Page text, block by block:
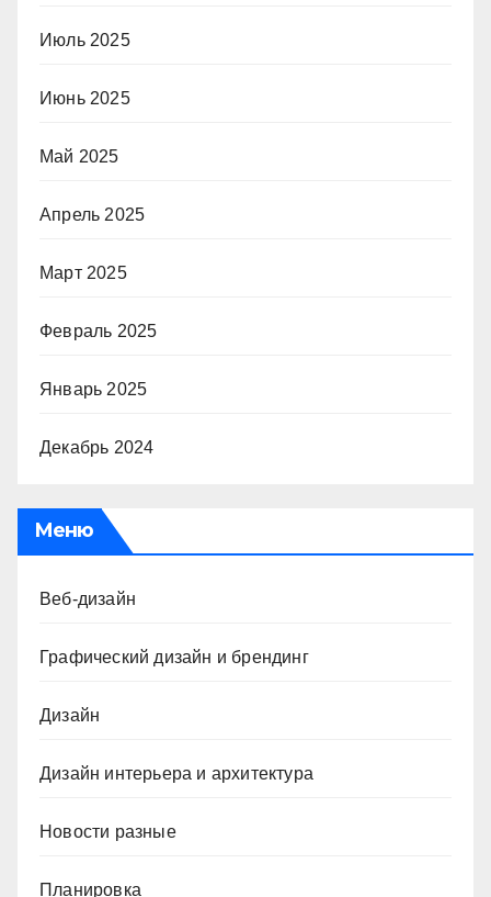
Июль 2025
Июнь 2025
Май 2025
Апрель 2025
Март 2025
Февраль 2025
Январь 2025
Декабрь 2024
Меню
Веб-дизайн
Графический дизайн и брендинг
Дизайн
Дизайн интерьера и архитектура
Новости разные
Планировка